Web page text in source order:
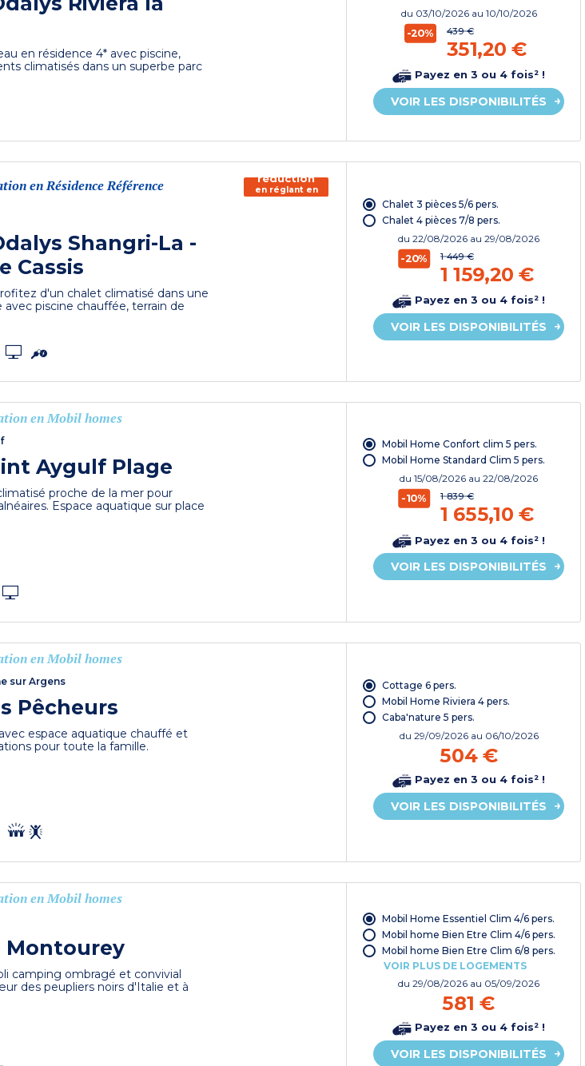
en résidence 4* avec piscine,
climatisés dans un superbe parc
du 03/10/2026 au 10/10/2026
-20% 439 €
351,20 €
Payez en 3 ou 4 fois² !
VOIR LES DISPONIBILITÉS
en Résidence Référence
Shangri-La -
Cassis
d'un chalet climatisé dans une
piscine chauffée, terrain de
150€ de
réduction
en réglant en
chèque
Chalet 3 pièces 5/6 pers.
Chalet 4 pièces 7/8 pers.
du22/08/2026 au 29/08/2026
-20% 1 449 €
1 159,20 €
Payez en 3 ou 4 fois² !
VOIR LES DISPONIBILITÉS
en Mobil homes
Aygulf Plage
proche de la mer pour
Espace aquatique sur place
Mobil Home Confort clim 5 pers.
Mobil Home Standard Clim 5 pers.
du15/08/2026 au 22/08/2026
-10% 1 839 €
1 655,10 €
Payez en 3 ou 4 fois² !
VOIR LES DISPONIBILITÉS
en Mobil homes
sur Argens
Pêcheurs
espace aquatique chauffé et
pour toute la famille.
Cottage 6 pers.
Mobil Home Riviera 4 pers.
Caba'nature 5 pers.
du 29/09/2026 au 06/10/2026
504 €
Payez en 3 ou 4 fois² !
VOIR LES DISPONIBILITÉS
en Mobil homes
Montourey
camping ombragé et convivial
des peupliers noirs d'Italie et à
Mobil Home Essentiel Clim 4/6 pers.
Mobil home Bien Etre Clim 4/6 pers.
Mobil home Bien Etre Clim 6/8 pers.
VOIR PLUS DE LOGEMENTS
du29/08/2026 au 05/09/2026
581 €
Payez en 3 ou 4 fois² !
VOIR LES DISPONIBILITÉS